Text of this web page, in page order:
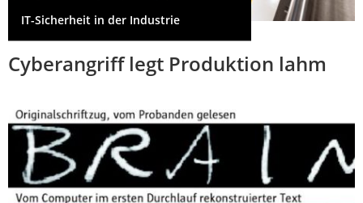
IT-Sicherheit in der Industrie
Cyberangriff legt Produktion lahm